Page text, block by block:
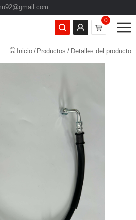
0
Inicio Productos Detalles del producto